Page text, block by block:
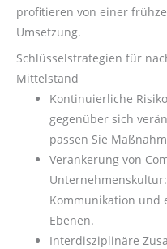
profitieren von einer
Umsetzung.
Schlüsselstrategien für
Mittelstand
Kontinuierliche
gegenüber sich
passen Sie
Verankerung von
Kommunikation und
Ebenen.
Interdisziplinäre